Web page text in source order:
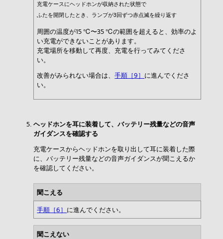
充電ケースにヘッドホンが収納された状態で
ふたを開閉したとき、ランプが3回ずつ赤点滅を繰り返す
周囲の温度が15 ℃〜35 ℃の範囲を超えると、効率のよ
い充電ができないことがあります。
充電場所を移動して再度、充電を行ってみてくださ
い。
改善がみられない場合は、手順［9］ に進んでくださ
い。
ヘッドホンを耳に装着して、バッテリー残量などの音声
ガイダンスを確認する
充電ケースからヘッドホンを取り出して耳に装着した際
に、バッテリー残量などの音声ガイダンスが聞こえるか
を確認してください。
聞こえる
手順［6］ に進んでください。
聞こえない